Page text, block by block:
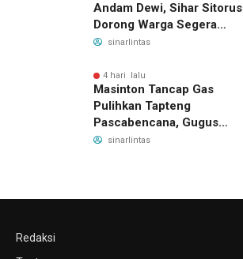
Andam Dewi, Sihar Sitorus
Dorong Warga Segera
Daftar BPJS Kesehatan
sinarlintas
4 hari lalu
Masinton Tancap Gas
Pulihkan Tapteng
Pascabencana, Gugus
Tugas SAHATA SAOLOAN
sinarlintas
Redaksi